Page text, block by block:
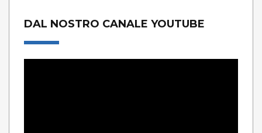
DAL NOSTRO CANALE YOUTUBE